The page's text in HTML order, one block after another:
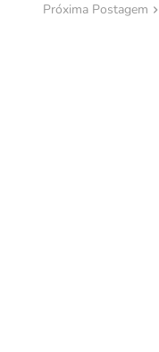
Próxima Postagem